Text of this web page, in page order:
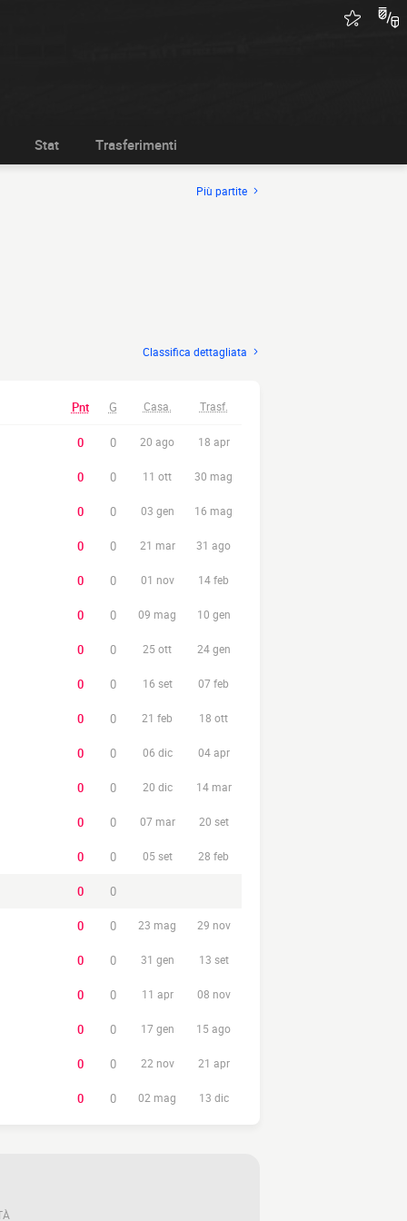
Stat Trasferimenti
Più partite
Classifica dettagliata
Pnt G Casa. Trasf.
0 0 20 ago 18 apr
0 0 11 ott 30 mag
0 0 03 gen 16 mag
0 0 21 mar 31 ago
0 0 01 nov 14 feb
0 0 09 mag 10 gen
0 0 25 ott 24 gen
0 0 16 set 07 feb
0 0 21 feb 18 ott
0 0 06 dic 04 apr
0 0 20 dic 14 mar
0 0 07 mar 20 set
0 0 05 set 28 feb
0 0
0 0 23 mag 29 nov
0 0 31 gen 13 set
0 0 11 apr 08 nov
0 0 17 gen 15 ago
0 0 22 nov 21 apr
0 0 02 mag 13 dic